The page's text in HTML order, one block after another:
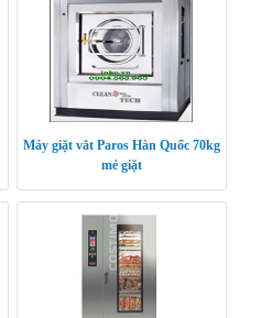
Máy giặt vắt Paros Hàn Quốc 70kg
mẻ giặt